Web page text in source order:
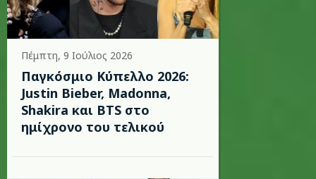
Πέμπτη, 9 Ιούλιος 2026
Παγκόσμιο Κύπελλο 2026:
Justin Bieber, Madonna,
Shakira και BTS στο
ημίχρονο του τελικού